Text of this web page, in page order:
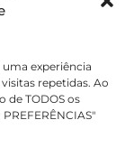
experiência
repetidas. Ao
de TODOS os